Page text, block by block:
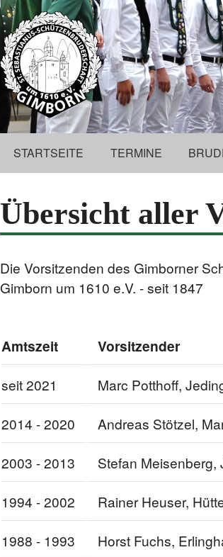
STARTSEITE TERMINE
Übersicht aller
Die Vorsitzenden des Gimborner
Gimborn um 1610 e.V. - seit 1847
Amtszeit Vorsitzender
seit 2021 Marc Potthoff,
2014 - 2020 Andreas Stötzel,
2003 - 2013 Stefan Meisenberg,
1994 - 2002 Rainer Heuser,
1988 - 1993 Horst Fuchs,